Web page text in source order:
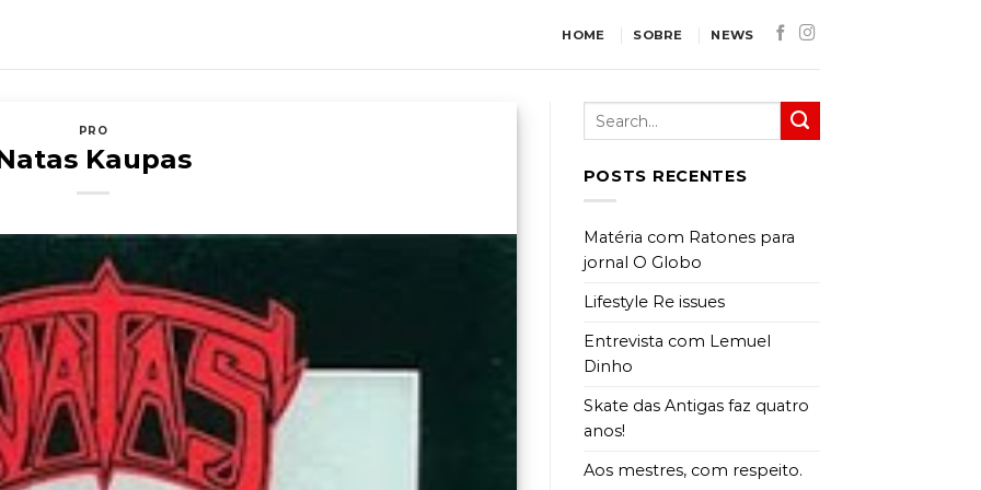
HOME SOBRE NEWS
PRO
Kaupas
POSTS RECENTES
Matéria com Ratones para
jornal O Globo
Lifestyle Re issues
Entrevista com Lemuel
Dinho
Skate das Antigas faz quatro
anos!
Aos mestres, com respeito.